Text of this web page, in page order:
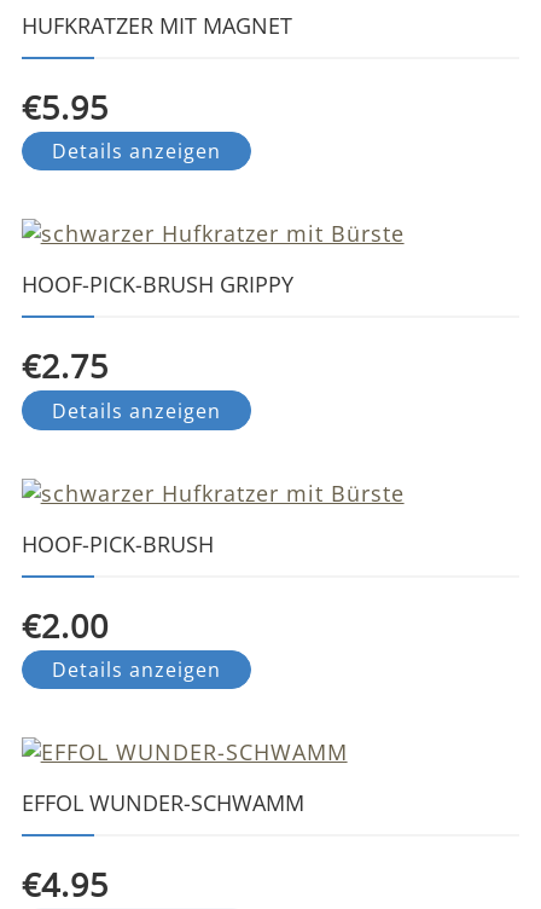
HUFKRATZER MIT MAGNET
€5.95
Details anzeigen
HOOF-PICK-BRUSH GRIPPY
€2.75
Details anzeigen
HOOF-PICK-BRUSH
€2.00
Details anzeigen
EFFOL WUNDER-SCHWAMM
€4.95